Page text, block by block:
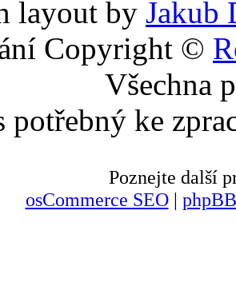
layout by Jakub
Copyright ©
Všechna
potřebný ke
Poznejte další
osCommerce SEO|